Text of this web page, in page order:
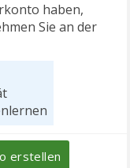
haben,
Sie an der
erstellen